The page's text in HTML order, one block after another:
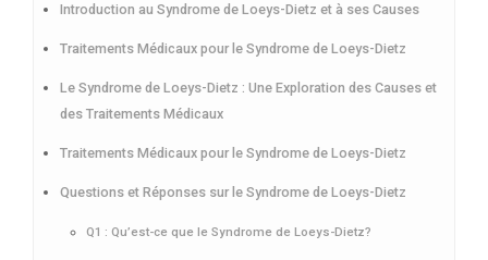
Introduction au Syndrome de Loeys-Dietz et à ses Causes
Traitements Médicaux pour le Syndrome de Loeys-Dietz
Le Syndrome de Loeys-Dietz : Une Exploration des Causes et
des Traitements Médicaux
Traitements Médicaux pour le Syndrome de Loeys-Dietz
Questions et Réponses sur le Syndrome de Loeys-Dietz
Q1 : Qu’est-ce que le Syndrome de Loeys-Dietz?